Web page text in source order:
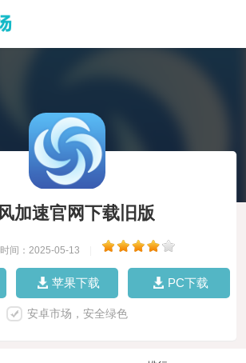
加速官网下载旧版
时间：2025-05-13
苹果下载 PC下载
安卓市场，安全绿色